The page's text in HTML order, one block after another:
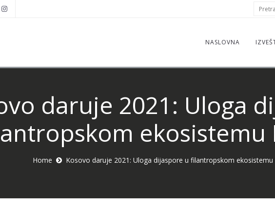
NASLOVNA
daruje 2021: Uloga
ekosistemu
Home Kosovo daruje 2021: Uloga dijaspore u filantropskom ekosistemu